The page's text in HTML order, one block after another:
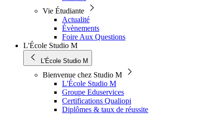
Vie Étudiante
Actualité
Évènements
Foire Aux Questions
L'École Studio M
L'École Studio M
Bienvenue chez Studio M
L'École Studio M
Groupe Eduservices
Certifications Qualiopi
Diplômes & taux de réussite